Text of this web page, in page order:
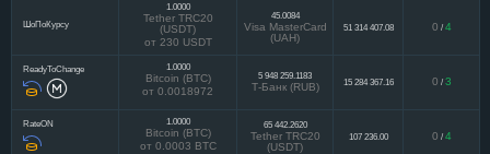
ШоПоКурсу
1.0000
Tether TRC20
(USDT)
от 230 USDT
45.0084
Visa MasterCard
(UAH)
51 314 407.08 0 / 4
ReadyToChange 1.0000
Bitcoin (BTC)
от 0.0018972
5 948 259.1183
Т-Банк (RUB) 15 284 367.16 0 / 3
RateON 1.0000
Bitcoin (BTC)
от 0.0003 BTC
65 442.2620
Tether TRC20
(USDT)
107 236.00 0 / 4